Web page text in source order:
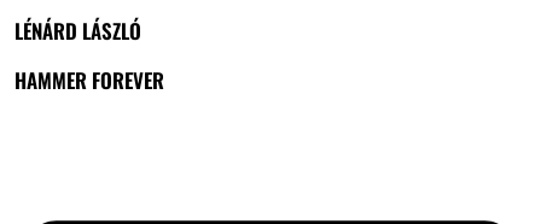
LÉNÁRD LÁSZLÓ
HAMMER FOREVER